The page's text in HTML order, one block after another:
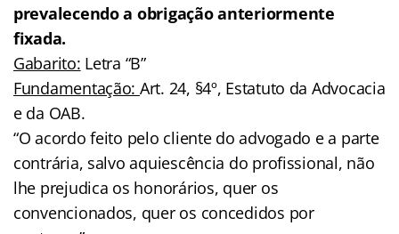
prevalecendo a obrigação anteriormente
fixada.
Gabarito: Letra “B”
Fundamentação: Art. 24, §4º, Estatuto da Advocacia
e da OAB.
“O acordo feito pelo cliente do advogado e a parte
contrária, salvo aquiescência do profissional, não
lhe prejudica os honorários, quer os
convencionados, quer os concedidos por